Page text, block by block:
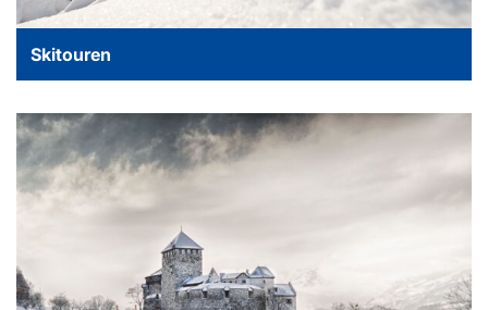
Skitouren